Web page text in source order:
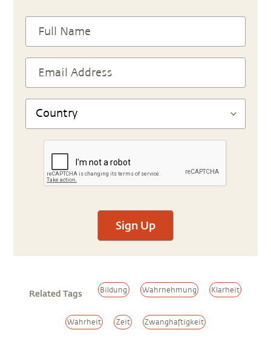
Sign Up
Related Tags Bildung Wahrnehmung Klarheit
Wahrheit Zeit Zwanghaftigkeit